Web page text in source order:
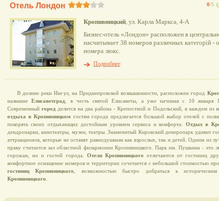
0/5 (
Отель Лондон
Кропивницкий, ул. Карла Маркса, 4-А
Бизнес-отель «Лондон» расположен в
насчитывает 38 номеров различных категорій -
номера люкс.
Подробнее
В долине реки Ингул, на Приднепровской возвышенности, расположен город
названиеЕлисаветград
, в честь святой Елисаветы, а уже начиная с 10 января
Современныйгород делится на два района - Крепостной и Подольский, в каждом из
отдыха в Кропивницком гостям города предлагается большой выбор отелей с
покорять своих отдыхающих достойным уровнем сервиса и комфорта. Отдых в
дендропарки, кинотеатры, музеи, театры. Знаменитый Кировский денпропарк удивит
аттракционов, которые не оставят равнодушным как взрослых, так и детей. Одним из
праву считается зал областной филармонии Кропивницкого. Парк им. Пушкина - это
горожан, но и гостей города. Отели Кропивницкого отличаются от гостиниц
комфортное оснащение номеров и территории сочетается с небольшой стоимостью
гостиниц Кропивницкого
, возможностью быстро добраться к историческим
Кропивницкого